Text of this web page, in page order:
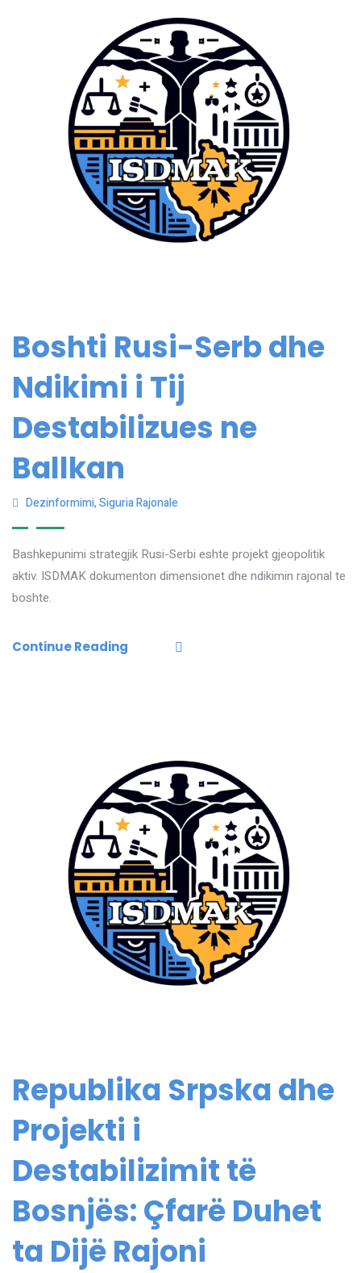
Boshti Rusi-Serb dhe
Ndikimi i Tij
Destabilizues ne
Ballkan
Dezinformimi,Siguria Rajonale
Bashkepunimi strategjik Rusi-Serbi eshte projekt gjeopolitik
aktiv. ISDMAK dokumenton dimensionet dhe ndikimin rajonal te
boshte.
Continue Reading
Republika Srpska dhe
Projekti i
Destabilizimit të
Bosnjës: Çfarë Duhet
ta Dijë Rajoni